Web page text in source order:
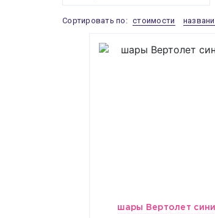
Сортировать по: стоимости
шары Вертолет830